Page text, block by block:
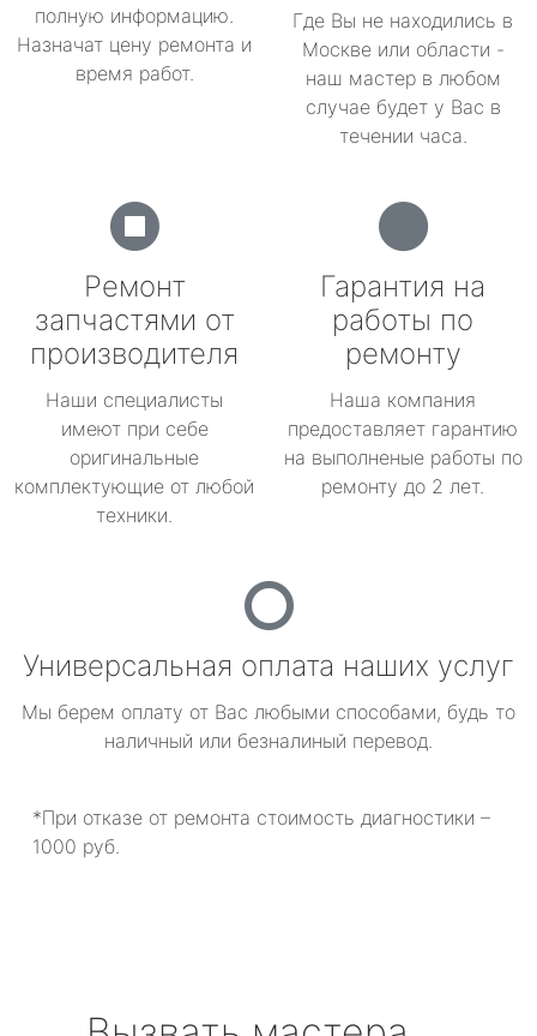
полную информацию.
Назначат цену ремонта и
время работ.
Где Вы не находились в
Москве или области -
наш мастер в любом
случае будет у Вас в
течении часа.
Ремонт
запчастями от
производителя
Наши специалисты
имеют при себе
оригинальные
комплектующие от любой
техники.
Гарантия на
работы по
ремонту
Наша компания
предоставляет гарантию
на выполненые работы по
ремонту до 2 лет.
Универсальная оплата наших услуг
Мы берем оплату от Вас любыми способами, будь то
наличный или безналиный перевод.
*При отказе от ремонта стоимость диагностики –
1000 руб.